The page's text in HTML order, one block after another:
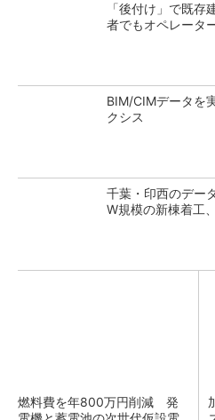
「後付け」で既
者でもオペレータ
BIM/CIMデータを
クシス
千葉・印西のデー
W規模の新棟着工
燃料費を年800万円削減 発